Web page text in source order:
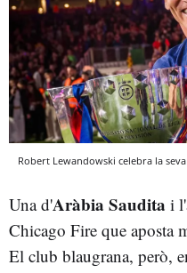
Robert Lewandowski celebra la
Una d'Aràbia Saudita i
Chicago Fire que aposta
El club blaugrana, però,